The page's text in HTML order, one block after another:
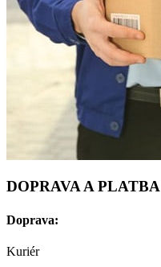
DOPRAVA A PLATBA
Doprava:
Kuriér